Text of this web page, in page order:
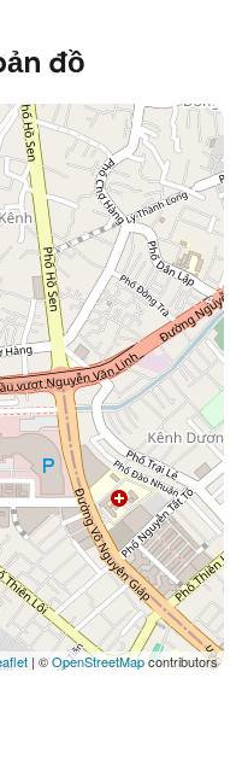
đồ
| ©OpenStreetMapcontributors